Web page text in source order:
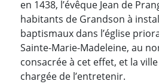
en 1438, l’évêque Jean de
habitants de Grandson à
baptismaux dans l’église
Sainte-Marie-Madeleine, au
consacrée à cet effet, et la
chargée de l’entretenir.